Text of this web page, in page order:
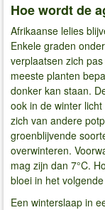
Hoe wordt de
Afrikaanse lelies
Enkele graden
verplaatsen zich
meeste planten
donker kan staan.
ook in de winter
zich van andere
groenblijvende
overwinteren.
mag zijn dan 7°C.
bloei in het
Een winterslaap in